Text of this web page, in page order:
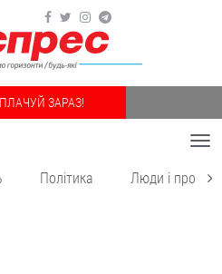
ЗАРАЗ!
Політика Люди і